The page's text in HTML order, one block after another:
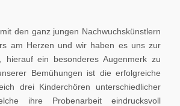
den ganz jungen Nachwuchskünstlern
am Herzen und wir haben es uns zur
hierauf ein besonderes Augenmerk zu
Bemühungen ist die erfolgreiche
drei Kinderchören unterschiedlicher
ihre Probenarbeit eindrucksvoll